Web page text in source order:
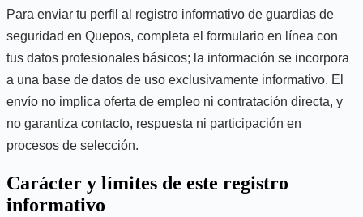
Para enviar tu perfil al registro informativo de guardias de
seguridad en Quepos, completa el formulario en línea con
tus datos profesionales básicos; la información se incorpora
a una base de datos de uso exclusivamente informativo. El
envío no implica oferta de empleo ni contratación directa, y
no garantiza contacto, respuesta ni participación en
procesos de selección.
Carácter y límites de este registro
informativo